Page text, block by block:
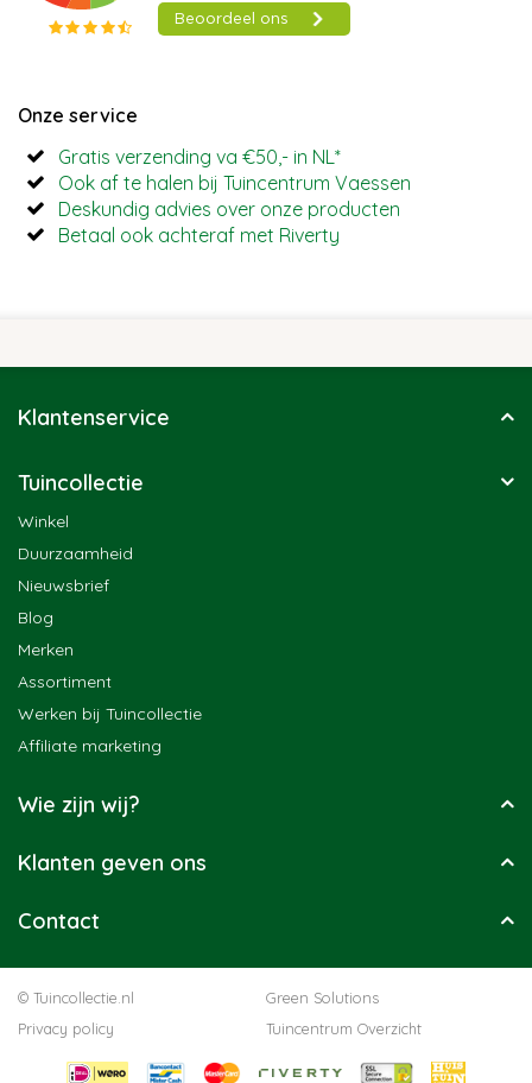
Onze service
Gratis verzending va €50,- in NL*
Ook af te halen bij Tuincentrum Vaessen
Deskundig advies over onze producten
Betaal ook achteraf met Riverty
Klantenservice
Tuincollectie
Winkel
Duurzaamheid
Nieuwsbrief
Blog
Merken
Assortiment
Werken bij Tuincollectie
Affiliate marketing
Wie zijn wij?
Klanten geven ons
Contact
© Tuincollectie.nl
Green Solutions
Privacy policy
Tuincentrum Overzicht